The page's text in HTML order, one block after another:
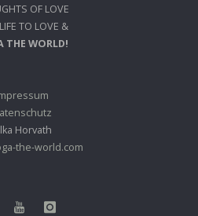
OF LOVE
TO LOVE &
THE WORLD!
Horvath
the-world.com